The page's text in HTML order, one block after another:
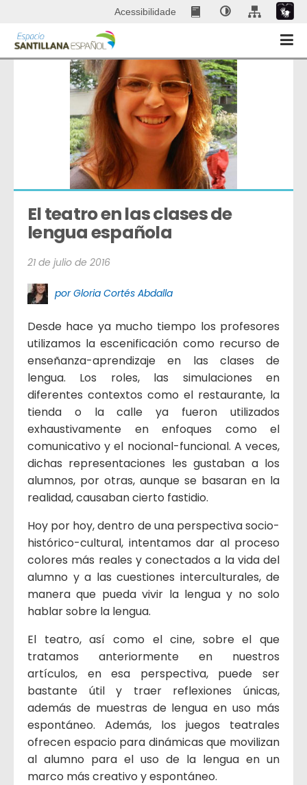
Acessibilidade
El teatro en las clases de
lengua española
21 de julio de 2016
por Gloria Cortés Abdalla
Desde hace ya mucho tiempo los profesores
utilizamos la escenificación como recurso de
enseñanza-aprendizaje en las clases de
lengua. Los roles, las simulaciones en
diferentes contextos como el restaurante, la
tienda o la calle ya fueron utilizados
exhaustivamente en enfoques como el
comunicativo y el nocional-funcional. A veces,
dichas representaciones les gustaban a los
alumnos, por otras, aunque se basaran en la
realidad, causaban cierto fastidio.
Hoy por hoy, dentro de una perspectiva socio-
histórico-cultural, intentamos dar al proceso
colores más reales y conectados a la vida del
alumno y a las cuestiones interculturales, de
manera que pueda vivir la lengua y no solo
hablar sobre la lengua.
El teatro, así como el cine, sobre el que
tratamos anteriormente en nuestros
artículos, en esa perspectiva, puede ser
bastante útil y traer reflexiones únicas,
además de muestras de lengua en uso más
espontáneo. Además, los juegos teatrales
ofrecen espacio para dinámicas que movilizan
al alumno para el uso de la lengua en un
marco más creativo y espontáneo.